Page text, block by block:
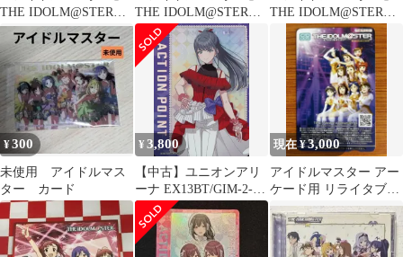
THE IDOLM@STER
ANIM@TION MAST…
THE IDOLM@STER
MASTER ARTIST …
THE IDOLM@STER
MASTER SPECIAL…
¥300
未使用 アイドルマス
ター カード
¥3,800
【中古】ユニオンアリ
ーナ EX13BT/GIM-2-
AP04：アクションポイ
ント
現在 ¥3,000
アイドルマスター アー
ケード用 リライタブル
カード CD初回盤特典